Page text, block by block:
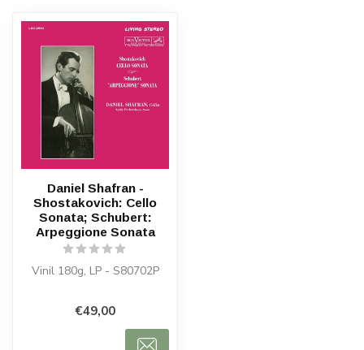
Daniel Shafran -
Shostakovich: Cello
Sonata; Schubert:
Arpeggione Sonata
Vinil 180g, LP - S80702P
€49,00